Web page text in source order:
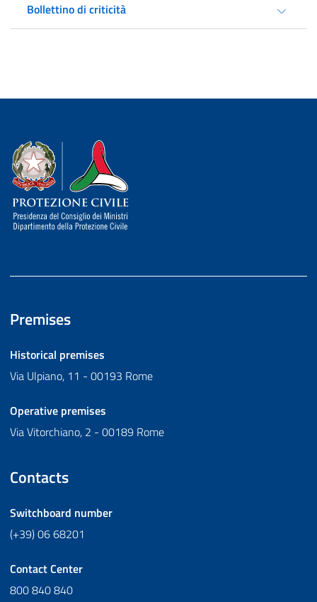
Bollettino di criticità
Dipartimento della Protezione Civile
Premises
Historical premises
Via Ulpiano, 11 - 00193 Rome
Operative premises
Via Vitorchiano, 2 - 00189 Rome
Contacts
Switchboard number
(+39) 06 68201
Contact Center
800 840 840